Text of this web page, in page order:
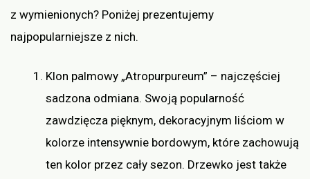
z wymienionych? Poniżej prezentujemy
najpopularniejsze z nich.
Klon palmowy „Atropurpureum” – najczęściej
sadzona odmiana. Swoją popularność
zawdzięcza pięknym, dekoracyjnym liściom w
kolorze intensywnie bordowym, które zachowują
ten kolor przez cały sezon. Drzewko jest także